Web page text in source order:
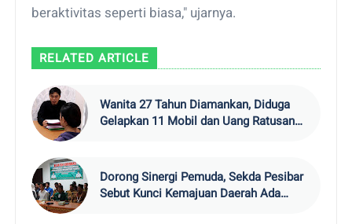
beraktivitas seperti biasa," ujarnya.
RELATED ARTICLE
Wanita 27 Tahun Diamankan, Diduga
Gelapkan 11 Mobil dan Uang Ratusan
Dorong Sinergi Pemuda, Sekda Pesibar
Sebut Kunci Kemajuan Daerah Ada